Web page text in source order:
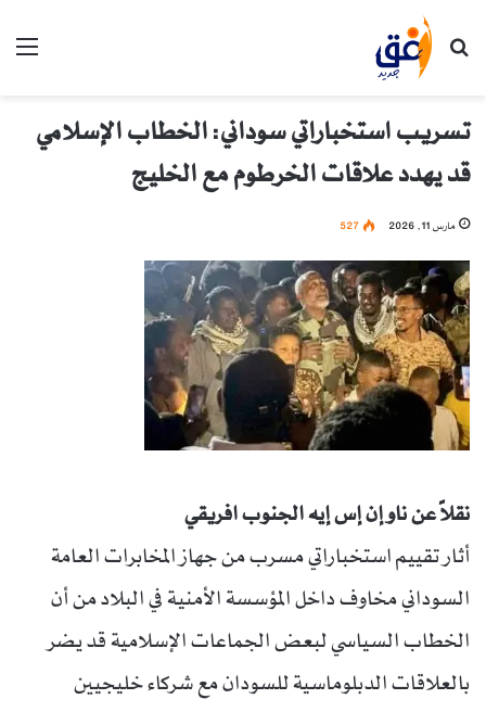
بحث عن
تسريب استخباراتي سوداني: الخطاب الإسلامي
قد يهدد علاقات الخرطوم مع الخليج
مارس 11, 2026 527
نقلاً عن ناو إن إس إيه الجنوب افريقي
أثار تقييم استخباراتي مسرب من جهاز المخابرات العامة
السوداني مخاوف داخل المؤسسة الأمنية في البلاد من أن
الخطاب السياسي لبعض الجماعات الإسلامية قد يضر
بالعلاقات الدبلوماسية للسودان مع شركاء خليجيين